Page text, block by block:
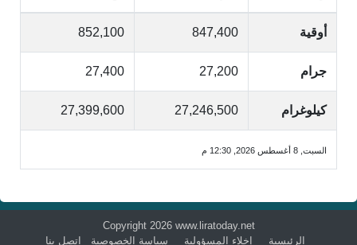
أوقية 847,400
852,100
جرام 27,200
27,400
كيلوغرام 27,246,500
27,399,600
السبت, 8 أغسطس 2026, 12:30 م
Copyright 2026 www.liratoday.net
الرئيسية
إخلاء المسؤولية سياسة الخصوصية اتصل بنا